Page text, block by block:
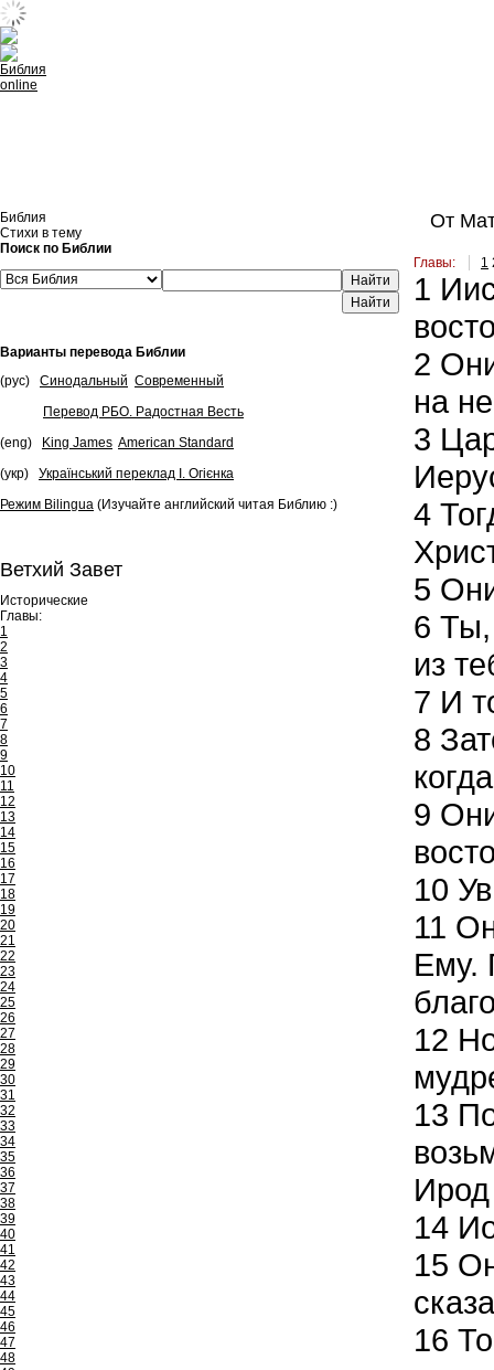
Библия
Стихи в тему
Поиск по Библии
Найти
Варианты перевода Библии
(рус)
Синодальный Современный
Перевод РБО. Радостная Весть
(eng)
King James American Standard
(укр)
Український переклад І. Огієнка
Режим Bilingua (Изучайте английский читая Библию :)
Ветхий Завет
Исторические
Главы:
1
2
3
4
5
6
7
8
9
10
11
12
13
14
15
16
17
18
19
20
21
22
23
24
25
26
27
28
29
30
31
32
33
34
35
36
37
38
39
40
41
42
43
44
45
46
47
48
От
Главы: 1
1
2
на
3
4
5
6 Ты,
из
7 И
8
9
10
11
Ему.
12
13
Ирод
14
15
16